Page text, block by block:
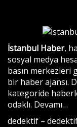
İstanbul Haber,
sosyal medya
basın merkezleri
bir haber ajansı.
kategoride
odaklı. Devamı…
dedektif –